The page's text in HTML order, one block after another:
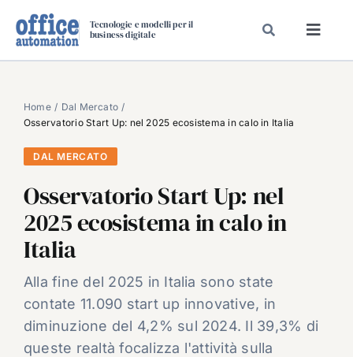
Tecnologie e modelli per il
business digitale
SPECIAL PAPER
TAVOLE ROTONDE DI REDAZIONE
DAL MERCATO
CARRIERE
VIDEO
EVENTI
CHI SIAMO
Home
Dal Mercato
Osservatorio Start Up: nel 2025 ecosistema in calo in Italia
DAL MERCATO
Osservatorio Start Up: nel
2025 ecosistema in calo in
Italia
Alla fine del 2025 in Italia sono state
contate 11.090 start up innovative, in
diminuzione del 4,2% sul 2024. Il 39,3% di
queste realtà focalizza l'attività sulla